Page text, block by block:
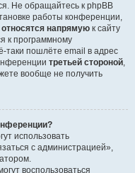
Не обращайтесь к phpBB
работы конференции,
относятся напрямую к сайту
к программному
таки пошлёте email в адрес
третьей стороной,
вообще не получить
использовать
с администрацией»,
воспользоваться